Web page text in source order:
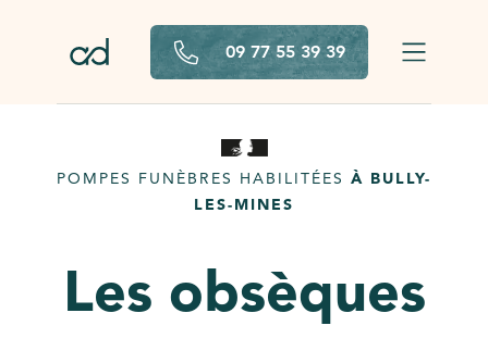
09 77 55 39 39
POMPES FUNÈBRES HABILITÉES À BULLY-
LES-MINES
Les obsèques